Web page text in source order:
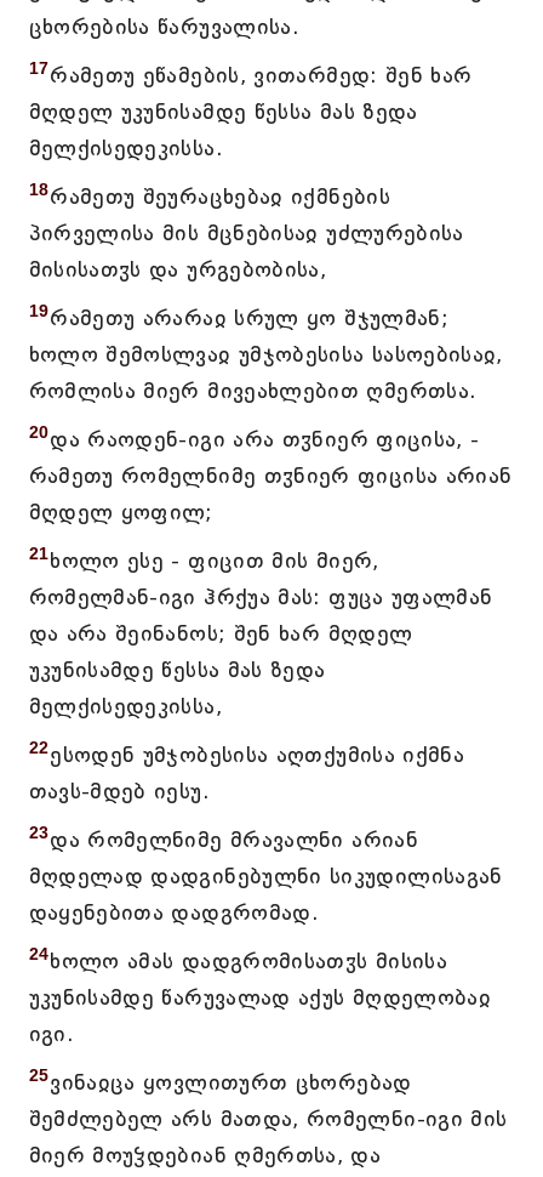
ცხორებისა წარუვალისა.
17რამეთუ ეწამების, ვითარმედ: შენ ხარ
მღდელ უკუნისამდე წესსა მას ზედა
მელქისედეკისსა.
18რამეთუ შეურაცხებაჲ იქმნების
პირველისა მის მცნებისაჲ უძლურებისა
მისისათჳს და ურგებობისა,
19რამეთუ არარაჲ სრულ ყო შჯულმან;
ხოლო შემოსლვაჲ უმჯობესისა სასოებისაჲ,
რომლისა მიერ მივეახლებით ღმერთსა.
20და რაოდენ-იგი არა თჳნიერ ფიცისა, -
რამეთუ რომელნიმე თჳნიერ ფიცისა არიან
მღდელ ყოფილ;
21ხოლო ესე - ფიცით მის მიერ,
რომელმან-იგი ჰრქუა მას: ფუცა უფალმან
და არა შეინანოს; შენ ხარ მღდელ
უკუნისამდე წესსა მას ზედა
მელქისედეკისსა,
22ესოდენ უმჯობესისა აღთქუმისა იქმნა
თავს-მდებ იესუ.
23და რომელნიმე მრავალნი არიან
მღდელად დადგინებულნი სიკუდილისაგან
დაყენებითა დადგრომად.
24ხოლო ამას დადგრომისათჳს მისისა
უკუნისამდე წარუვალად აქუს მღდელობაჲ
იგი.
25ვინაჲცა ყოვლითურთ ცხორებად
შემძლებელ არს მათდა, რომელნი-იგი მის
მიერ მოუჴდებიან ღმერთსა, და